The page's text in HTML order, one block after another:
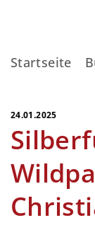
Startseite
24.01.2025